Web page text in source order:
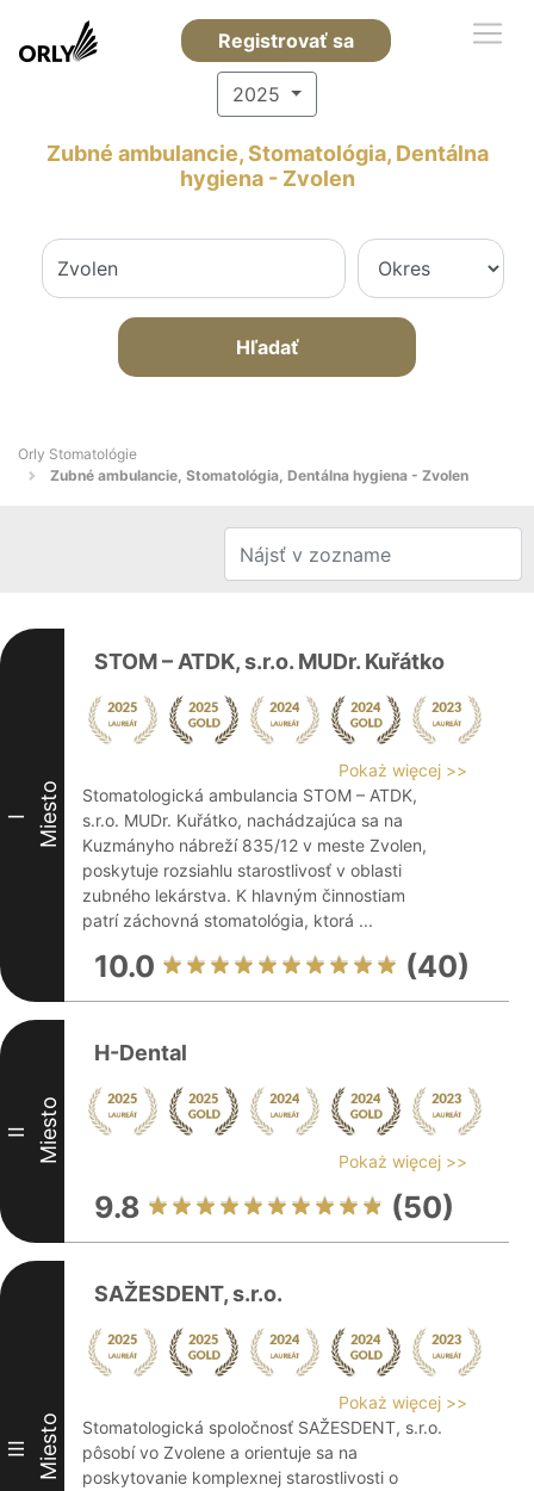
Registrovať sa
2025
Zubné ambulancie, Stomatológia, Dentálna
hygiena - Zvolen
Hľadať
Orly Stomatológie
Zubné ambulancie, Stomatológia, Dentálna hygiena - Zvolen
I Miesto
STOM – ATDK, s.r.o. MUDr. Kuřátko
Pokaż więcej >>
Stomatologická ambulancia STOM – ATDK,
s.r.o. MUDr. Kuřátko, nachádzajúca sa na
Kuzmányho nábreží 835/12 v meste Zvolen,
poskytuje rozsiahlu starostlivosť v oblasti
zubného lekárstva. K hlavným činnostiam
patrí záchovná stomatológia, ktorá ...
10.0 (40)
II Miesto
H-Dental
Pokaż więcej >>
9.8 (50)
III Miesto
SAŽESDENT, s.r.o.
Pokaż więcej >>
Stomatologická spoločnosť SAŽESDENT, s.r.o.
pôsobí vo Zvolene a orientuje sa na
poskytovanie komplexnej starostlivosti o